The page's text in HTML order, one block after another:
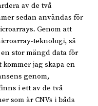
av de två
sedan användas för
Genom att
teknologi, så
stor mängd data för
jag skapa en
genom,
i ett av de två
som är CNVs i båda